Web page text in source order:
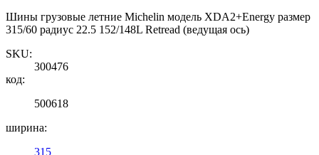
Шины грузовые летние Michelin модель XDA2+Energy размер
315/60 радиус 22.5 152/148L Retread (ведущая ось)
SKU:
300476
код:
500618
ширина:
315